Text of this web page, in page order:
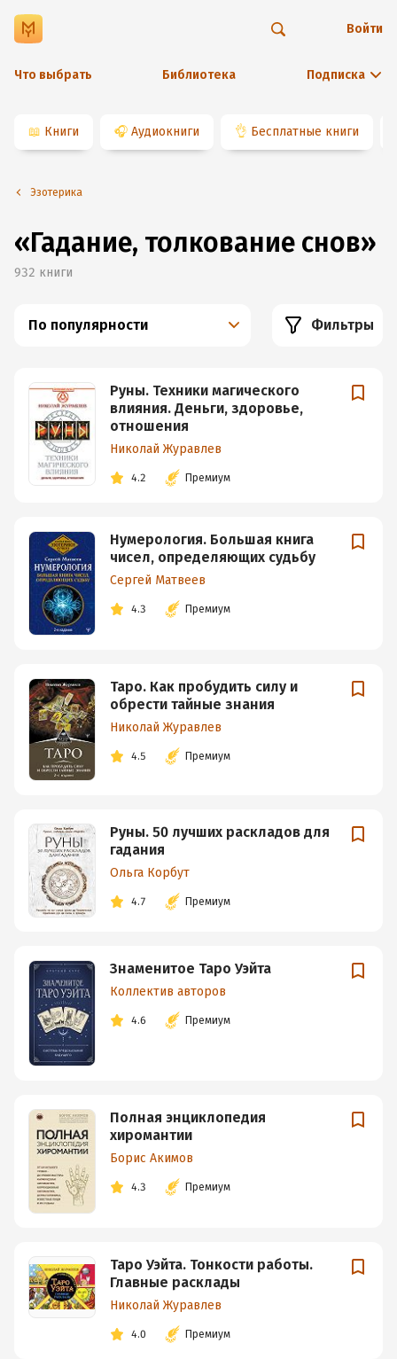
Что выбрать Библиотека Подписка
Войти
📖 Книги 🎧 Аудиокниги 👌 Бесплатные книги
Эзотерика
«Гадание, толкование снов»
932 книги
По популярности Фильтры
Руны. Техники магического
влияния. Деньги, здоровье,
отношения
Николай Журавлев
4.2 Премиум
Нумерология. Большая книга
чисел, определяющих судьбу
Сергей Матвеев
4.3 Премиум
Таро. Как пробудить силу и
обрести тайные знания
Николай Журавлев
4.5 Премиум
Руны. 50 лучших раскладов для
гадания
Ольга Корбут
4.7 Премиум
Знаменитое Таро Уэйта
Коллектив авторов
4.6 Премиум
Полная энциклопедия
хиромантии
Борис Акимов
4.3 Премиум
Таро Уэйта. Тонкости работы.
Главные расклады
Николай Журавлев
4.0 Премиум